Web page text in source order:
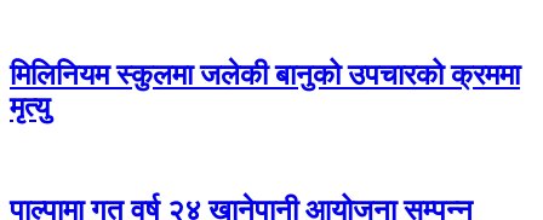
मिलिनियम स्कुलमा जलेकी बानुको उपचारको क्रममा
मृत्यु
पाल्पामा गत वर्ष २४ खानेपानी आयोजना सम्पन्न